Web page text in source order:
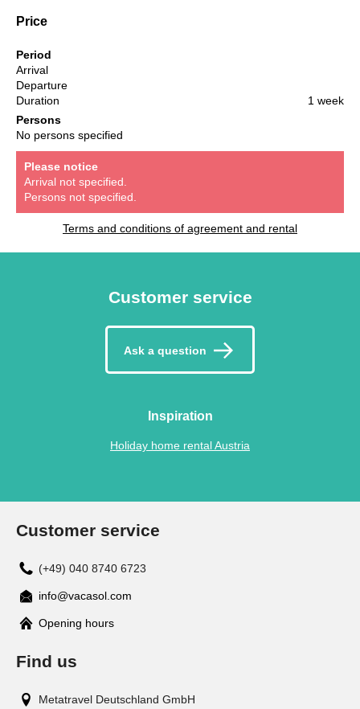
Price
Period
Arrival
Departure
Duration
1 week
Persons
No persons specified
Please notice
Arrival not specified.
Persons not specified.
Terms and conditions of agreement and rental
Customer service
Ask a question
Inspiration
Holiday home rental Austria
Customer service
(+49) 040 8740 6723
info@vacasol.com
Opening hours
Find us
Metatravel Deutschland GmbH